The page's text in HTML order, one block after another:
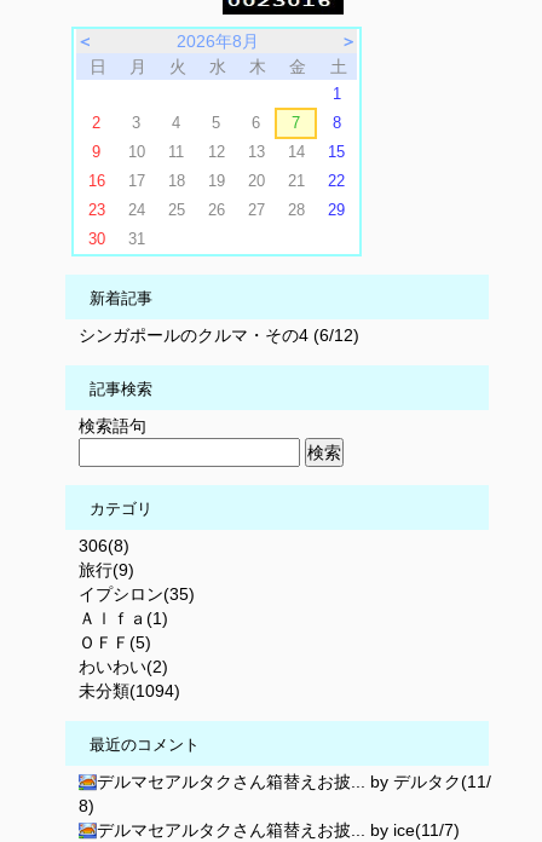
＜ 2026年8月
＞
日
月 火 水 木 金 土
1
2
3 4 5 6 7
8
9
10 11 12 13 14
15
16
17 18 19 20 21
22
23
24 25 26 27 28
29
30
31
新着記事
シンガポールのクルマ・その4 (6/12)
記事検索
検索語句
カテゴリ
306(8)
旅行(9)
イプシロン(35)
Ａｌｆａ(1)
ＯＦＦ(5)
わいわい(2)
未分類(1094)
最近のコメント
デルマセアルタクさん箱替えお披... by デルタク(11/
8)
デルマセアルタクさん箱替えお披... by ice(11/7)